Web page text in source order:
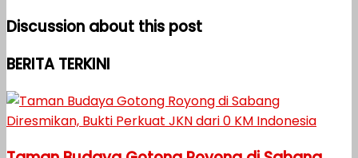
Discussion about this post
BERITA TERKINI